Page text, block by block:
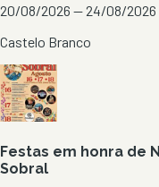
20/08/2026 — 24/08/2026
Castelo Branco
Festas em honra de
Sobral